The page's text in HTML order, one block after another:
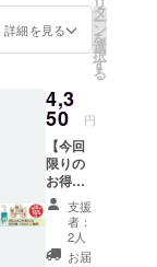
小粒】
（箱型
ステム
トイレ
（二層
式）
△） 固
まりま
せん、
トイレ
に流せ
ます。
合があ
りま
販売価
格：
3960
F） ・
杉の精
100ml
：ご提
供（一
般販売
予定価
格：
1980
円） ・
詳細を見る
タ
ー
ン
を
選
択
す
る
4,3
50 円
【今回
限りの
お得な
早割】
・オー
ガニッ
ク猫砂
支援
者：
2人
お届